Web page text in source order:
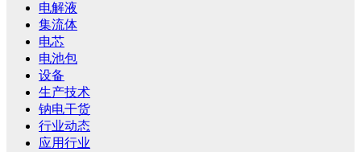
电解液
集流体
电芯
电池包
设备
生产技术
钠电干货
行业动态
应用行业